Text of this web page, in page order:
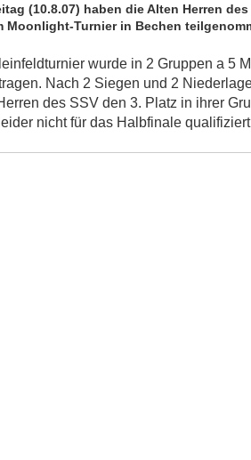
(10.8.07) haben die Alten Herren
Moonlight-Turnier in Bechen
wurde in 2 Gruppen a 5
Nach 2 Siegen und 2
des SSV den 3. Platz in ihrer
nicht für das Halbfinale